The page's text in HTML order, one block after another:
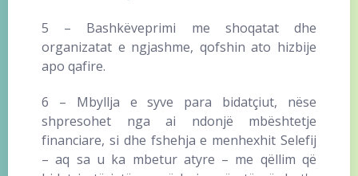
5 – Bashkëveprimi me shoqatat dhe
organizatat e ngjashme, qofshin ato hizbije
apo qafire.
6 – Mbyllja e syve para bidatçiut, nëse
shpresohet nga ai ndonjë mbështetje
financiare, si dhe fshehja e menhexhit Selefij
– aq sa u ka mbetur atyre – me qëllim që